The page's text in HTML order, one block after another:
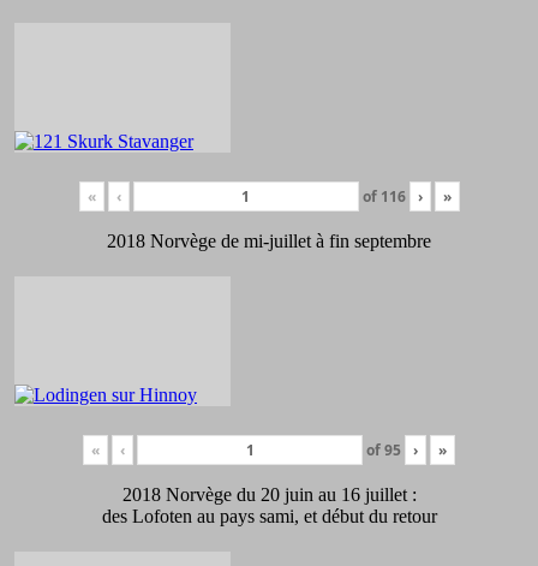
« ‹ of 116 › »
2018 Norvège de mi-juillet à fin septembre
« ‹ of95 › »
2018 Norvège du 20 juin au 16 juillet :
des Lofoten au pays sami, et début du retour